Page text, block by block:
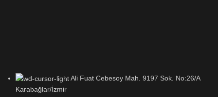
Ali Fuat Cebesoy Mah. 9197 Sok. No:26/A
Karabağlar/İzmir